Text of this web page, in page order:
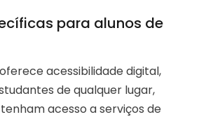
para alunos de
acessibilidade digital,
de qualquer lugar,
acesso a serviços de